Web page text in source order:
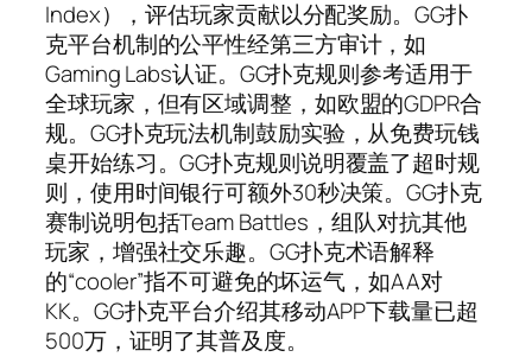
Index），评估玩家贡献以分配奖励。GG扑
克平台机制的公平性经第三方审计，如
Gaming Labs认证。GG扑克规则参考适用于
全球玩家，但有区域调整，如欧盟的GDPR合
规。GG扑克玩法机制鼓励实验，从免费玩钱
桌开始练习。GG扑克规则说明覆盖了超时规
则，使用时间银行可额外30秒决策。GG扑克
赛制说明包括Team Battles，组队对抗其他
玩家，增强社交乐趣。GG扑克术语解释
的“cooler”指不可避免的坏运气，如AA对
KK。GG扑克平台介绍其移动APP下载量已超
500万，证明了其普及度。